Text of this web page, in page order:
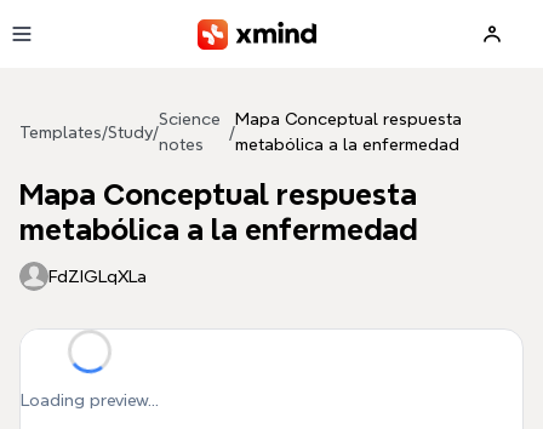
Templates/Study/
Science
notes
/
Mapa Conceptual respuesta
metabólica a la enfermedad
Mapa Conceptual respuesta
metabólica a la enfermedad
FdZIGLqXLa
Loading preview...